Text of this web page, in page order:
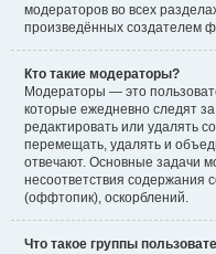
модераторов во всех
произведённых создателем
Кто такие модераторы?
Модераторы — это
которые ежедневно следят
редактировать или удалять
перемещать, удалять и
отвечают. Основные задачи
несоответствия
(оффтопик), оскорблений.
Что такое группы